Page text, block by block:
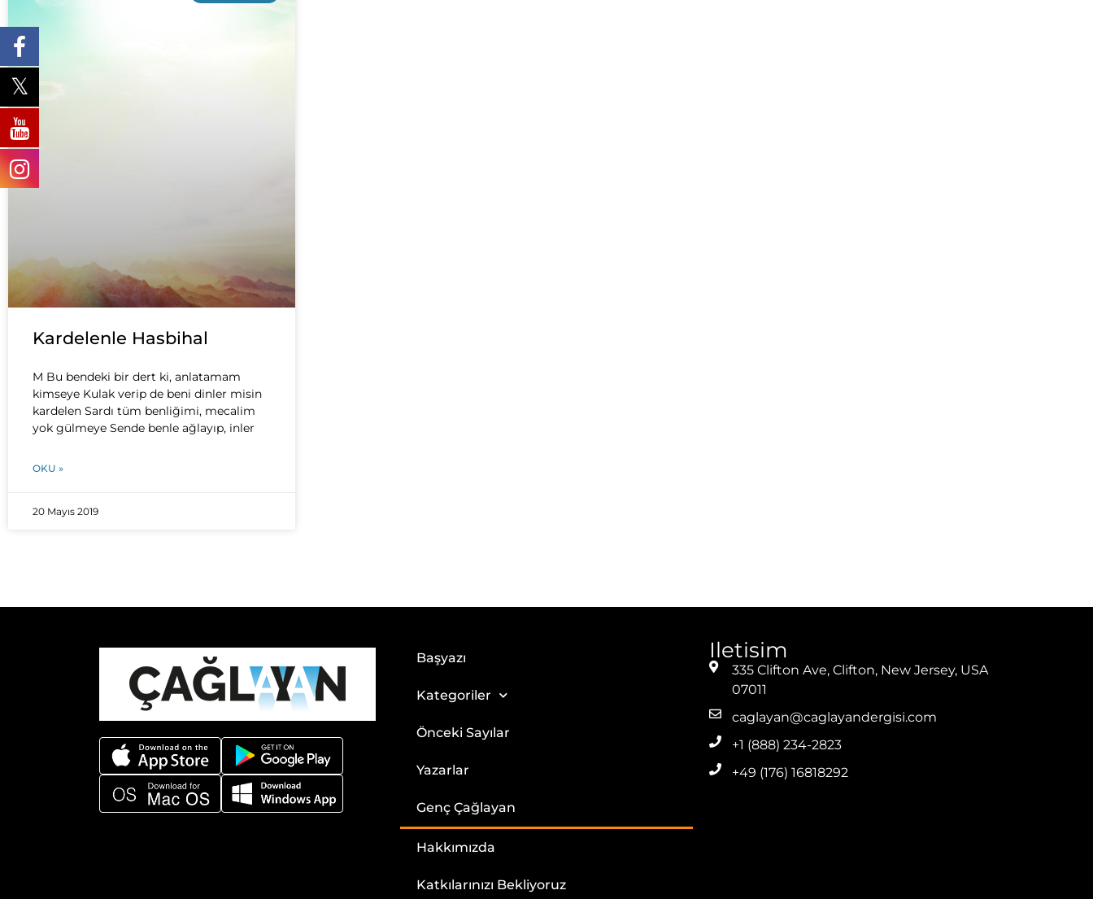
Kardelenle Hasbihal
M Bu bendeki bir dert ki, anlatamam
kimseye Kulak verip de beni dinler misin
kardelen Sardı tüm benliğimi, mecalim
yok gülmeye Sende benle ağlayıp, inler
OKU »
20 Mayıs 2019
Başyazı
Kategoriler
Önceki Sayılar
Yazarlar
Genç Çağlayan
Hakkımızda
Katkılarınızı Bekliyoruz
Iletisim
335 Clifton Ave, Clifton, New Jersey, USA
07011
caglayan@caglayandergisi.com
+1 (888) 234-2823
+49 (176) 16818292